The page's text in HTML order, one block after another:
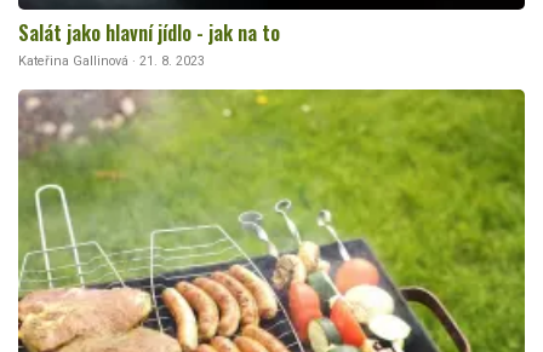
Salát jako hlavní jídlo - jak na to
Kateřina Gallinová · 21. 8. 2023